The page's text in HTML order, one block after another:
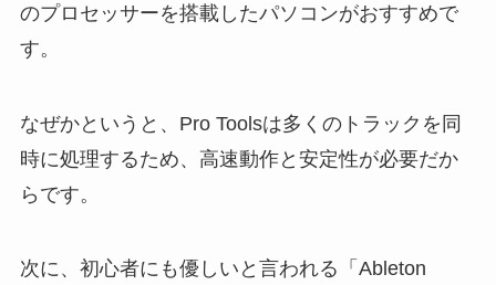
のプロセッサーを搭載したパソコンがおすすめで
す。
なぜかというと、Pro Toolsは多くのトラックを同
時に処理するため、高速動作と安定性が必要だか
らです。
次に、初心者にも優しいと言われる「Ableton